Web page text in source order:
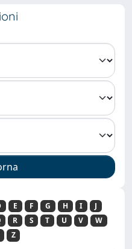
E F G H I
J
R S T U V
W
Z